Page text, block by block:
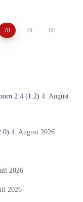
78 79 80
2:4 (1:2) 4. August
4. August 2026
2026
2026